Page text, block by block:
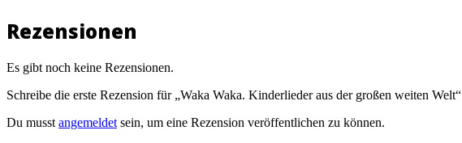
Rezensionen
Es gibt noch keine Rezensionen.
Schreibe die erste Rezension für „Waka Waka. Kinderlieder aus der großen weiten Welt“
Du musst angemeldet sein, um eine Rezension veröffentlichen zu können.